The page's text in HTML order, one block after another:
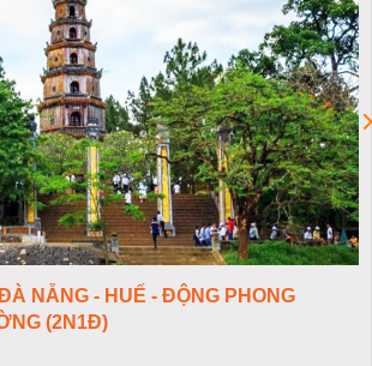
NẴNG - HUẾ - ĐỘNG PHONG
(2N1Đ)